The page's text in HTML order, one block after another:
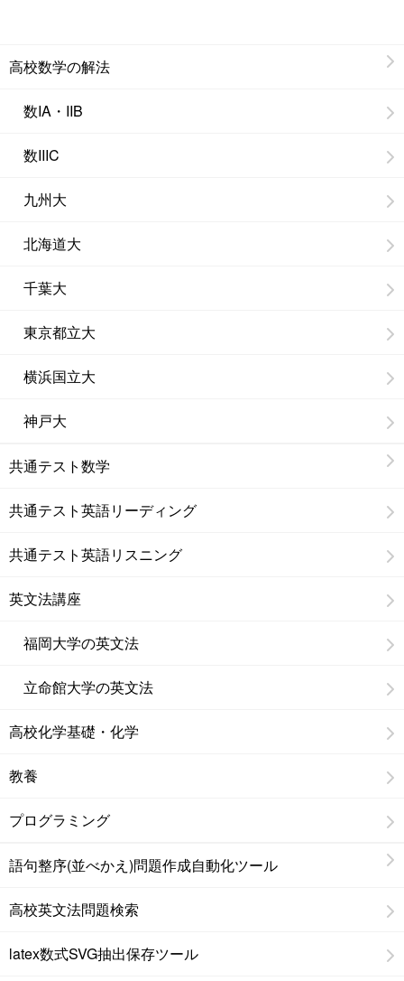
高校数学の解法
数IA・IIB
数IIIC
九州大
北海道大
千葉大
東京都立大
横浜国立大
神戸大
共通テスト数学
共通テスト英語リーディング
共通テスト英語リスニング
英文法講座
福岡大学の英文法
立命館大学の英文法
高校化学基礎・化学
教養
プログラミング
語句整序(並べかえ)問題作成自動化ツール
高校英文法問題検索
latex数式SVG抽出保存ツール